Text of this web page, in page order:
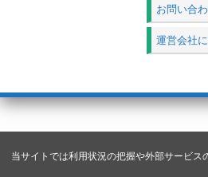
当サイトでは利用状況の把握や外部サービ
お問い合
運営会社